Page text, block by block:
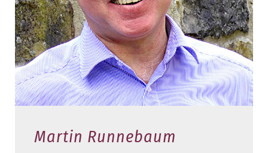
Martin Runnebaum